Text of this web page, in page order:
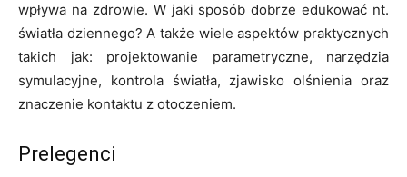
wpływa na zdrowie. W jaki sposób dobrze edukować nt.
światła dziennego? A także wiele aspektów praktycznych
takich jak: projektowanie parametryczne, narzędzia
symulacyjne, kontrola światła, zjawisko olśnienia oraz
znaczenie kontaktu z otoczeniem.
Prelegenci